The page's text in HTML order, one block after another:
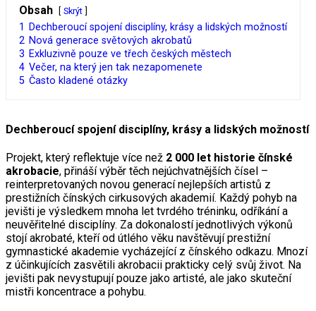
Obsah Skrýt
1
Dechberoucí spojení disciplíny, krásy a lidských možností
2 Nová generace světových akrobatů
3 Exkluzivně pouze ve třech českých městech
4 Večer, na který jen tak nezapomenete
5 Často kladené otázky
Dechberoucí spojení disciplíny, krásy a lidských možností
Projekt, který reflektuje více než 2 000 let historie čínské
akrobacie, přináší výběr těch nejúchvatnějších čísel –
reinterpretovaných novou generací nejlepších artistů z
prestižních čínských cirkusových akademií. Každý pohyb na
jevišti je výsledkem mnoha let tvrdého tréninku, odříkání a
neuvěřitelné disciplíny. Za dokonalostí jednotlivých výkonů
stojí akrobaté, kteří od útlého věku navštěvují prestižní
gymnastické akademie vycházející z čínského odkazu. Mnozí
z účinkujících zasvětili akrobacii prakticky celý svůj život. Na
jevišti pak nevystupují pouze jako artisté, ale jako skuteční
mistři koncentrace a pohybu.